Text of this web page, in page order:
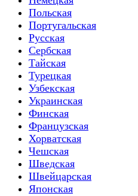
Польская
Португальская
Русская
Сербская
Тайская
Турецкая
Узбекская
Украинская
Финская
Французская
Хорватская
Чешская
Шведская
Швейцарская
Японская